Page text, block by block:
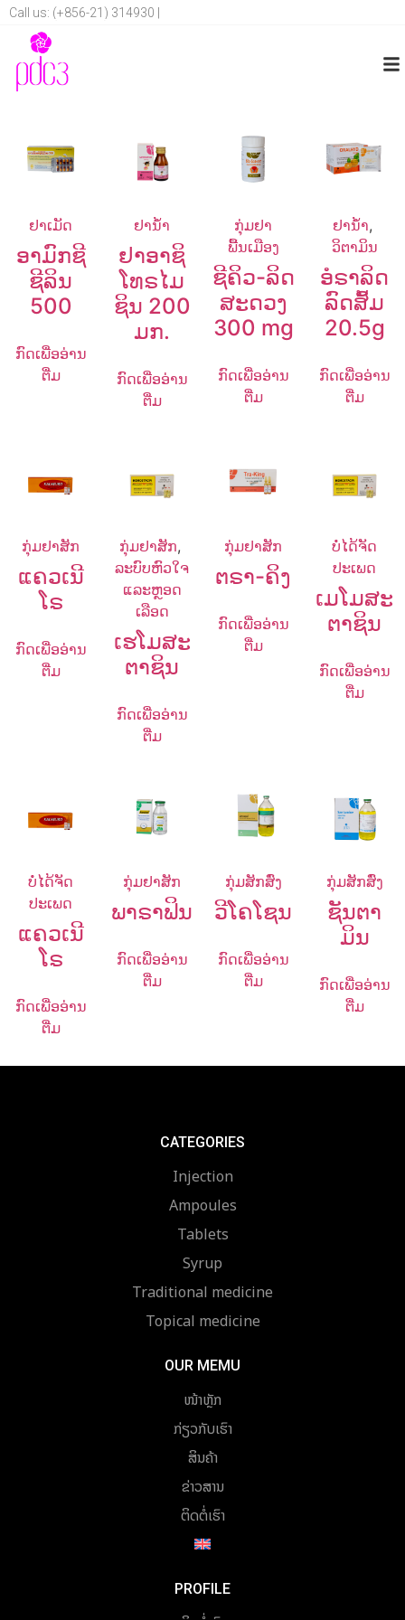
Call us: (+856-21) 314930 |
ຢາເມັດ
ອາມົກຊີ
ຊີລິນ
500
ກົດເພື່ອອ່ານ
ຕື່ມ
ຢານ້ຳ
ຢາອາຊິ
ໂທຣໄມ
ຊິນ 200
ມກ.
ກົດເພື່ອອ່ານ
ຕື່ມ
ກຸ່ມຢາ
ພື້ນເມືອງ
ຊີຄິວ-ລິດ
ສະດວງ
300 mg
ກົດເພື່ອອ່ານ
ຕື່ມ
ຢານ້ຳ,
ວິຕາມິນ
ອໍຣາລິດ
ລົດສົ້ມ
20.5g
ກົດເພື່ອອ່ານ
ຕື່ມ
ກຸ່ມຢາສັກ
ແຄວເນີ
ໂຣ
ກົດເພື່ອອ່ານ
ຕື່ມ
ກຸ່ມຢາສັກ,
ລະບົບຫົວໃຈ
ແລະຫຼອດ
ເລືອດ
ເຮໂມສະ
ຕາຊິນ
ກົດເພື່ອອ່ານ
ຕື່ມ
ກຸ່ມຢາສັກ
ຕຣາ-ຄິງ
ກົດເພື່ອອ່ານ
ຕື່ມ
ບໍ່ໄດ້ຈັດ
ປະເພດ
ເມໂມສະ
ຕາຊິນ
ກົດເພື່ອອ່ານ
ຕື່ມ
ບໍ່ໄດ້ຈັດ
ປະເພດ
ແຄວເນີ
ໂຣ
ກົດເພື່ອອ່ານ
ຕື່ມ
ກຸ່ມຢາສັກ
ພາຣາຟິນ
ກົດເພື່ອອ່ານ
ຕື່ມ
ກຸ່ມສັກສົ່ງ
ວີໂຄໂຊນ
ກົດເພື່ອອ່ານ
ຕື່ມ
ກຸ່ມສັກສົ່ງ
ຊັນຕາ
ມິນ
ກົດເພື່ອອ່ານ
ຕື່ມ
CATEGORIES
Injection
Ampoules
Tablets
Syrup
Traditional medicine
Topical medicine
OUR MEMU
ໜ້າຫຼັກ
ກ່ຽວກັບເຮົາ
ສິນຄ້າ
ຂ່າວສານ
ຕິດຕໍ່ເຮົາ
PROFILE